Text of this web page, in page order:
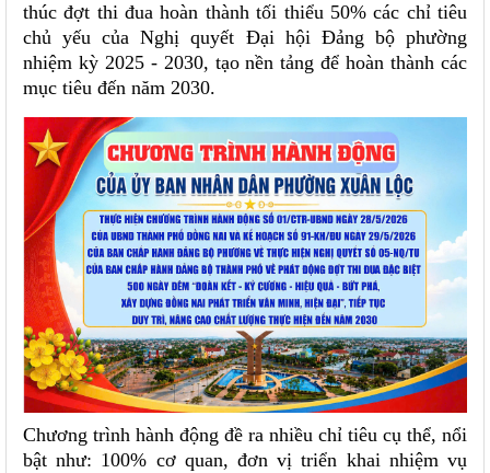
thúc đợt thi đua hoàn thành tối thiểu 50% các chỉ tiêu
chủ yếu của Nghị quyết Đại hội Đảng bộ phường
nhiệm kỳ 2025 - 2030, tạo nền tảng để hoàn thành các
mục tiêu đến năm 2030.
Chương trình hành động đề ra nhiều chỉ tiêu cụ thể, nổi
bật như: 100% cơ quan, đơn vị triển khai nhiệm vụ